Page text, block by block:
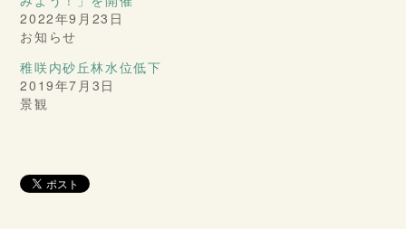
2022年9月23日
お知らせ
稚咲内砂丘林水位低下
2019年7月3日
景観